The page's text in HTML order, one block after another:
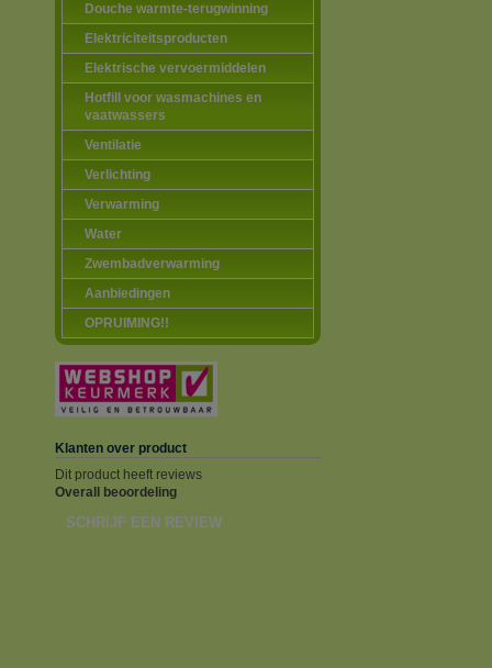
Douche warmte-terugwinning
Elektriciteitsproducten
Elektrische vervoermiddelen
Hotfill voor wasmachines en
vaatwassers
Ventilatie
Verlichting
Verwarming
Water
Zwembadverwarming
Aanbiedingen
OPRUIMING!!
Klanten over product
Dit product heeft reviews
Overall beoordeling
SCHRIJF EEN REVIEW